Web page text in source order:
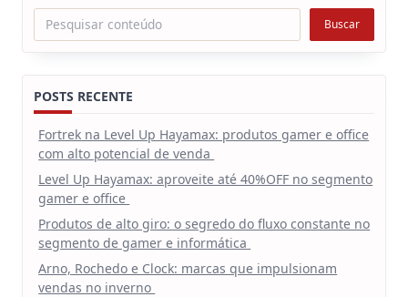
Pesquisar Buscar
POSTS RECENTE
Fortrek na Level Up Hayamax: produtos gamer e office
com alto potencial de venda
Level Up Hayamax: aproveite até 40%OFF no segmento
gamer e office
Produtos de alto giro: o segredo do fluxo constante no
segmento de gamer e informática
Arno, Rochedo e Clock: marcas que impulsionam
vendas no inverno